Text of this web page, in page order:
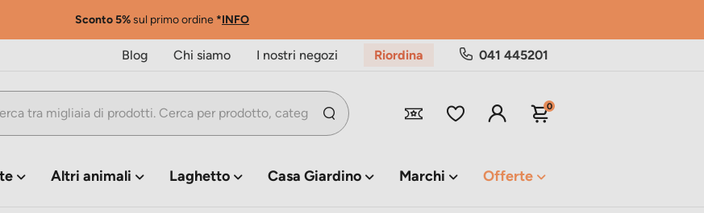
Sconto 5%sul primo ordine *INFO
Blog Chi siamo I nostri negozi Riordina 041 445201
0
Altri animali Laghetto Casa Giardino Marchi Offerte